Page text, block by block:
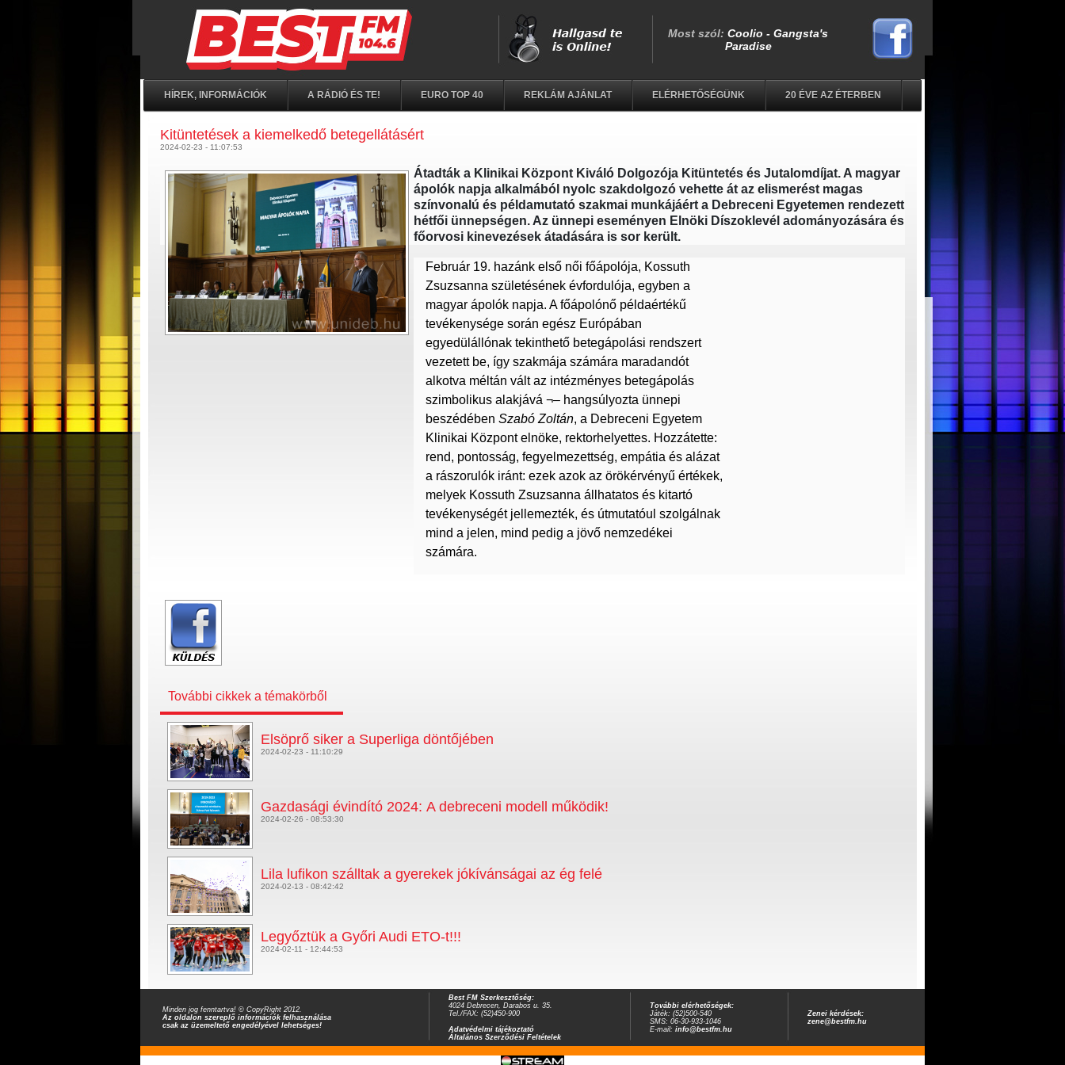
HÍREK, INFORMÁCIÓK A RÁDIÓ ÉS TE! EURO TOP 40 REKLÁM AJÁNLAT ELÉRHETŐSÉGÜNK 20 ÉVE AZ ÉTERBEN
Kitüntetések a kiemelkedő betegellátásért
2024-02-23 - 11:07:53
Átadták a Klinikai Központ Kiváló Dolgozója Kitüntetés és Jutalomdíjat. A magyar
ápolók napja alkalmából nyolc szakdolgozó vehette át az elismerést magas
színvonalú és példamutató szakmai munkájáért a Debreceni Egyetemen rendezett
hétfői ünnepségen. Az ünnepi eseményen Elnöki Díszoklevél adományozására és
főorvosi kinevezések átadására is sor került.
Február 19. hazánk első női főápolója, Kossuth
Zsuzsanna születésének évfordulója, egyben a
magyar ápolók napja. A főápolónő példaértékű
tevékenysége során egész Európában
egyedülállónak tekinthető betegápolási rendszert
vezetett be, így szakmája számára maradandót
alkotva méltán vált az intézményes betegápolás
szimbolikus alakjává ¬– hangsúlyozta ünnepi
beszédében Szabó Zoltán, a Debreceni Egyetem
Klinikai Központ elnöke, rektorhelyettes. Hozzátette:
rend, pontosság, fegyelmezettség, empátia és alázat
a rászorulók iránt: ezek azok az örökérvényű értékek,
melyek Kossuth Zsuzsanna állhatatos és kitartó
tevékenységét jellemezték, és útmutatóul szolgálnak
mind a jelen, mind pedig a jövő nemzedékei
számára.
További cikkek a témakörből
Elsöprő siker a Superliga döntőjében
2024-02-23 - 11:10:29
Gazdasági évindító 2024: A debreceni modell működik!
2024-02-26 - 08:53:30
Lila lufikon szálltak a gyerekek jókívánságai az ég felé
2024-02-13 - 08:42:42
Legyőztük a Győri Audi ETO-t!!!
2024-02-11 - 12:44:53
Minden jog fenntartva! © CopyRight 2012.
Az oldalon szereplő információk felhasználása
csak az üzemeltető engedélyével lehetséges!
Best FM Szerkesztőség:
4024 Debrecen, Darabos u. 35.
Tel./FAX: (52)450-900
Adatvédelmi tájékoztató
Általános Szerződési Feltételek
További elérhetőségek:
Játék: (52)500-540
SMS: 06-30-933-1046
E-mail: info@bestfm.hu
Zenei kérdések:
zene@bestfm.hu